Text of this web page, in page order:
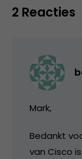
2 Reacties
Mark,
Bedankt
van Cisco